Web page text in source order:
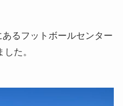
るフットボールセンター
た。